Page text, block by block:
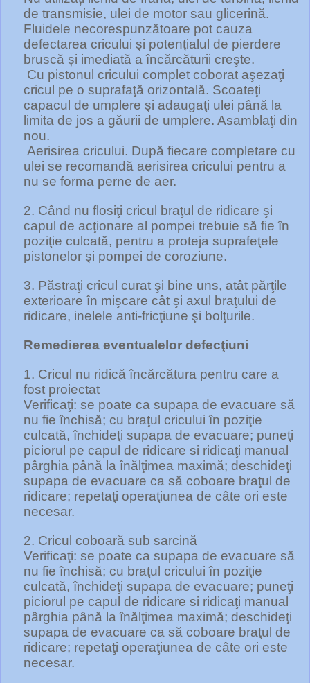
de transmisie, ulei de motor sau glicerină.
Fluidele necorespunzătoare pot cauza
defectarea cricului şi potențialul de pierdere
bruscă și imediată a încărcăturii creşte.
Cu pistonul cricului complet coborat aşezaţi
cricul pe o suprafaţă orizontală. Scoateţi
capacul de umplere şi adaugaţi ulei până la
limita de jos a găurii de umplere. Asamblaţi din
nou.
Aerisirea cricului. După fiecare completare cu
ulei se recomandă aerisirea cricului pentru a
nu se forma perne de aer.
2. Când nu flosiţi cricul braţul de ridicare şi
capul de acţionare al pompei trebuie să fie în
poziţie culcată, pentru a proteja suprafeţele
pistonelor şi pompei de coroziune.
3. Păstraţi cricul curat şi bine uns, atât părţile
exterioare în mişcare cât şi axul braţului de
ridicare, inelele anti-fricţiune şi bolţurile.
Remedierea eventualelor defecţiuni
1. Cricul nu ridică încărcătura pentru care a
fost proiectat
Verificaţi: se poate ca supapa de evacuare să
nu fie închisă; cu braţul cricului în poziţie
culcată, închideţi supapa de evacuare; puneţi
piciorul pe capul de ridicare si ridicaţi manual
pârghia până la înălţimea maximă; deschideţi
supapa de evacuare ca să coboare braţul de
ridicare; repetaţi operaţiunea de câte ori este
necesar.
2. Cricul coboară sub sarcină
Verificaţi: se poate ca supapa de evacuare să
nu fie închisă; cu braţul cricului în poziţie
culcată, închideţi supapa de evacuare; puneţi
piciorul pe capul de ridicare si ridicaţi manual
pârghia până la înălţimea maximă; deschideţi
supapa de evacuare ca să coboare braţul de
ridicare; repetaţi operaţiunea de câte ori este
necesar.